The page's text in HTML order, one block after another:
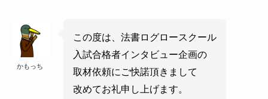
かもっち
この度は、法書ログロースクール
入試合格者インタビュー企画の
取材依頼にご快諾頂きまして
改めてお礼申し上げます。